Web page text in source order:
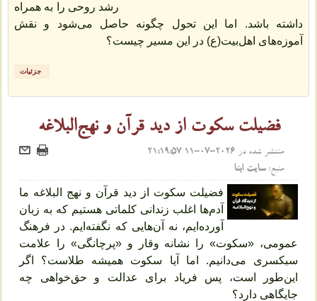
رشد روحی را به همراه
داشته باشد. اما این تحول چگونه حاصل می‌شود و نقش
آموزه‌های اهل‌بیت(ع) در این مسیر چیست؟
جزئیات
فضیلت سکوت از دید قرآن و نهج‌البلاغه
منتشر شده در 2026-07-11 21:19:57
منبع:سایت ابنا
فضیلت سکوت از دید قرآن و نهج‌ البلاغه ما
آدم‌ها اغلب زندانی کلماتی هستیم که به زبان
آورده‌ایم، نه آن‌هایی که نگفته‌ایم. در فرهنگ
عمومی، «سکوت» را نشانه وقار و «پرچانگی» را علامت
سبکسری می‌دانیم. اما آیا سکوت همیشه طلاست؟ اگر
این‌طور است، پس فریاد برای عدالت و حق‌خواهی چه
جایگاهی دارد؟